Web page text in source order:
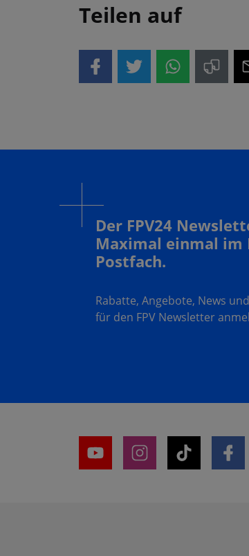
Teilen auf
Der FPV24
Maximal einmal im
Postfach.
Rabatte, Angebote, News
für den FPV Newsletter